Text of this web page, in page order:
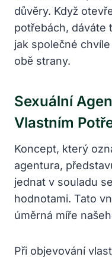
důvěry. Když
potřebách, dáváte
jak společné
obě strany.
Sexuální
Vlastním
Koncept, který
agentura,
jednat v souladu
hodnotami. Tato
úměrná míře
Při objevování